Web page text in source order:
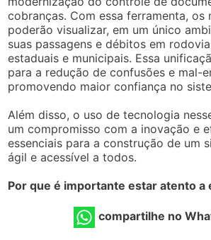
cobranças. Com essa ferramenta, os
poderão visualizar, em um único
suas passagens e débitos em
estaduais e municipais. Essa
para a redução de confusões e mal-
promovendo maior confiança no
Além disso, o uso de tecnologia
um compromisso com a inovação e
essenciais para a construção de um
ágil e acessível a todos.
Por que é importante estar atento a
compartilhe no